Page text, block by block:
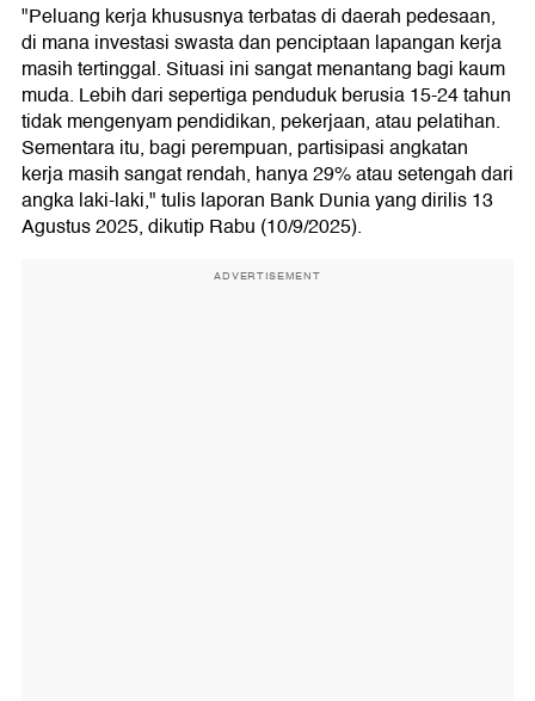
"Peluang kerja khususnya terbatas di daerah pedesaan,
di mana investasi swasta dan penciptaan lapangan kerja
masih tertinggal. Situasi ini sangat menantang bagi kaum
muda. Lebih dari sepertiga penduduk berusia 15-24 tahun
tidak mengenyam pendidikan, pekerjaan, atau pelatihan.
Sementara itu, bagi perempuan, partisipasi angkatan
kerja masih sangat rendah, hanya 29% atau setengah dari
angka laki-laki," tulis laporan Bank Dunia yang dirilis 13
Agustus 2025, dikutip Rabu (10/9/2025).
ADVERTISEMENT